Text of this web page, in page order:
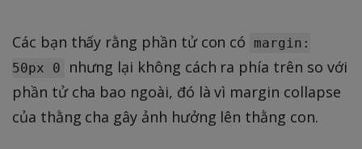
Các bạn thấy rằng phần tử con có
margin:
50px 0
nhưng lại không cách ra phía trên so với
phần tử cha bao ngoài, đó là vì margin collapse
của thằng cha gây ảnh hưởng lên thằng con.